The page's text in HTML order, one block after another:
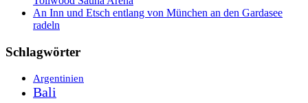
An Inn und Etsch entlang von München an den Gardasee
radeln
Schlagwörter
Argentinien
Bali